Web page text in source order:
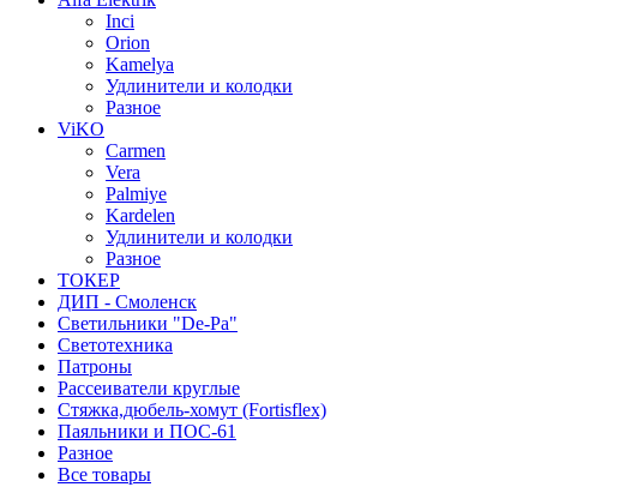
Inci
Orion
Kamelya
Удлинители и колодки
Разное
ViKO
Carmen
Vera
Palmiye
Kardelen
Удлинители и колодки
Разное
ТОКЕР
ДИП - Смоленск
Светильники "De-Pa"
Светотехника
Патроны
Рассеиватели круглые
Стяжка,дюбель-хомут (Fortisflex)
Паяльники и ПОС-61
Разное
Все товары